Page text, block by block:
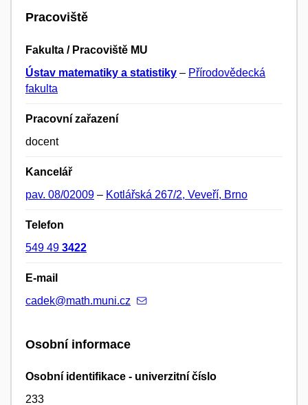
Pracoviště
Fakulta / Pracoviště MU
Ústav matematiky a statistiky – Přírodovědecká
fakulta
Pracovní zařazení
docent
Kancelář
pav. 08/02009 – Kotlářská 267/2, Veveří, Brno
Telefon
549 49 3422
E-mail
cadek@math.muni.cz
Osobní informace
Osobní identifikace - univerzitní číslo
233